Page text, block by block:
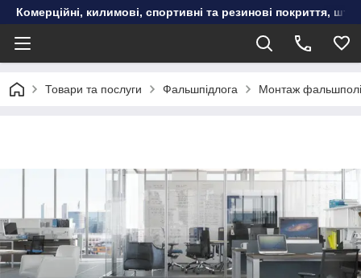
Комерційні, килимові, спортивні та резинові покриття,
Товари та послуги Фальшпідлога Монтаж фальшполі